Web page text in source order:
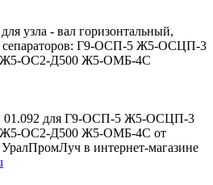
узла - вал горизонтальный,
сепараторов: Г9-ОСП-5 Ж5-ОСЦП-3
ОС2-Д500 Ж5-ОМБ-4С
01.092 для Г9-ОСП-5 Ж5-ОСЦП-3
ОС2-Д500 Ж5-ОМБ-4С от
в интернет-магазине